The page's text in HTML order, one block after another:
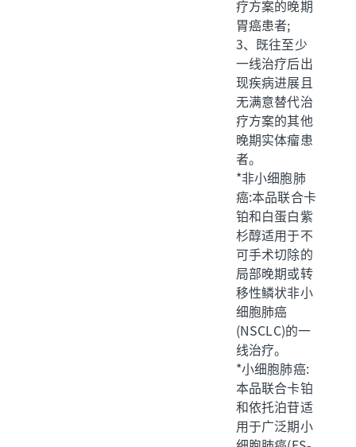
疗方案的晚期
胃癌患者;
3、既往至少
一线治疗后出
现疾病进展且
无满意替代治
疗方案的其他
晚期实体瘤患
者。
*非小细胞肺
癌:本品联合卡
铂和白蛋白紫
杉醇适用于不
可手术切除的
局部晚期或转
移性鳞状非小
细胞肺癌
(NSCLC)的一
线治疗。
*小细胞肺癌:
本品联合卡铂
和依托泊苷适
用于广泛期小